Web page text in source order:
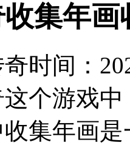
集年画
时间：
个游戏
集年画